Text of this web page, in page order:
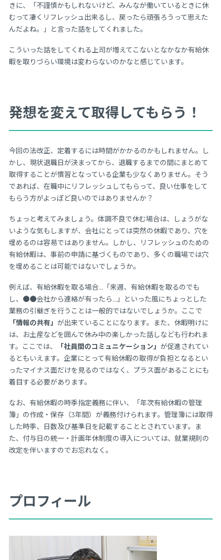
きに、「不謹慎かもしれないけど、みんなが働いているときに休
むって凄くリフレッシュ出来るし、戻ったら頑張ろうって思えた
んだよね。」と言った話をしてくれました。
こういった話をしてくれる上司が増えてこないとなかなか有給休
暇を取りづらい環境は変わらないのかなと感じています。
発想を変えて取得してもらう！
今回の法改正、定着するには時間がかかるのかもしれません。し
かし、現状退職日が決まってから、退職するまでの間にまとめて
取得することが慣習となっている企業も少なくありません。そう
であれば、在職中にリフレッシュしてもらって、良い仕事をして
もらう方がよっぽど良いのではありませんか？
ちょっと考えてみましょう。体調不良で休む場合は、しょうがな
いような気もしますが、会社にとっては突然の休暇であり、穴を
埋めるのは容易ではありません。しかし、リフレッシュのための
有給休暇は、事前の申請に基づくものであり、多くの職場では穴
を埋めることは可能ではないでしょうか。
例えば、有給休暇を取る場合…「来週、有給休暇を取るのでも
し、●●会社から連絡が有ったら…」といった風にちょっとした
業務の引継ぎを行うことは一般的ではないでしょうか。ここで
「情報の共有」 が出来ていることになります。また、休暇明けに
は、お土産などを囲んで休み中の楽しかった話しなども行われま
す。ここでは、
「社員間のコミュニケーション」 が促進されてい
るともいえます。企業にとって有給休暇の取得が負担となるとい
ったマイナス面だけを見るのではなく、プラス面があることにも
着目する必要があります。
なお、有給休暇の時季指定義務に伴い、「年次有給休暇の管理
簿」の作成・保存（3年間）が義務付けられます。管理簿には取得
した時季、日数及び基準日を記載することとされています。ま
た、付与日の統一・計画年休制度の導入については、就業規則の
改定を伴いますのでお忘れなく。
プロフィール